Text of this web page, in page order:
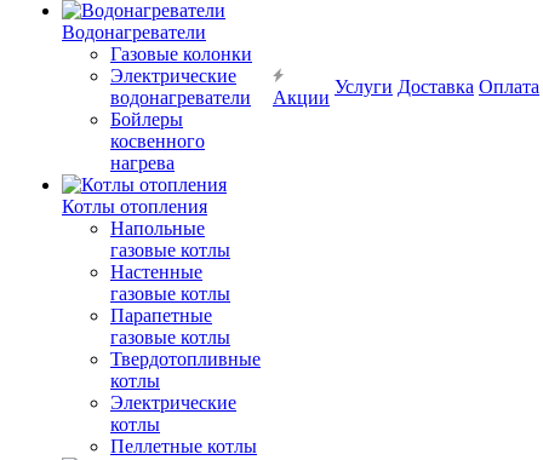
Водонагреватели
Газовые колонки
Электрические
водонагреватели
Бойлеры
косвенного
нагрева
Котлы отопления
Напольные
газовые котлы
Настенные
газовые котлы
Парапетные
газовые котлы
Твердотопливные
котлы
Электрические
котлы
Пеллетные котлы
Акции
Услуги Доставка Оплата